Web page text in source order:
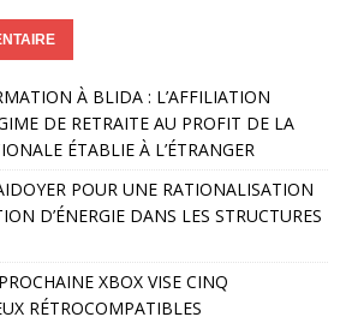
À BLIDA : L’AFFILIATION
DE RETRAITE AU PROFIT DE LA
ÉTABLIE À L’ÉTRANGER
POUR UNE RATIONALISATION
D’ÉNERGIE DANS LES STRUCTURES
XBOX VISE CINQ
RÉTROCOMPATIBLES